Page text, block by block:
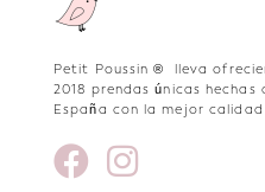
Petit Poussin ® lleva
2018 prendas únicas hechas
España con la mejor